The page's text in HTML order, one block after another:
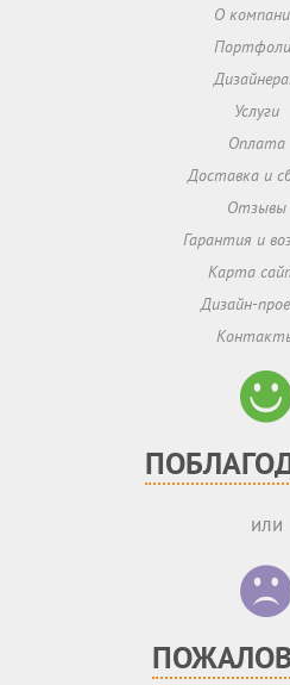
О
Услуги
Оплата
Доставка и
Отзывы
Гарантия и
Карта
Дизайн-
или